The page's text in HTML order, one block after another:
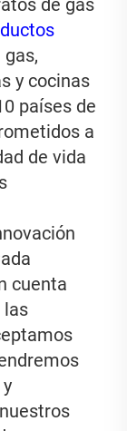
de gas
y cocinas
países de
a
de vida
cuenta
las